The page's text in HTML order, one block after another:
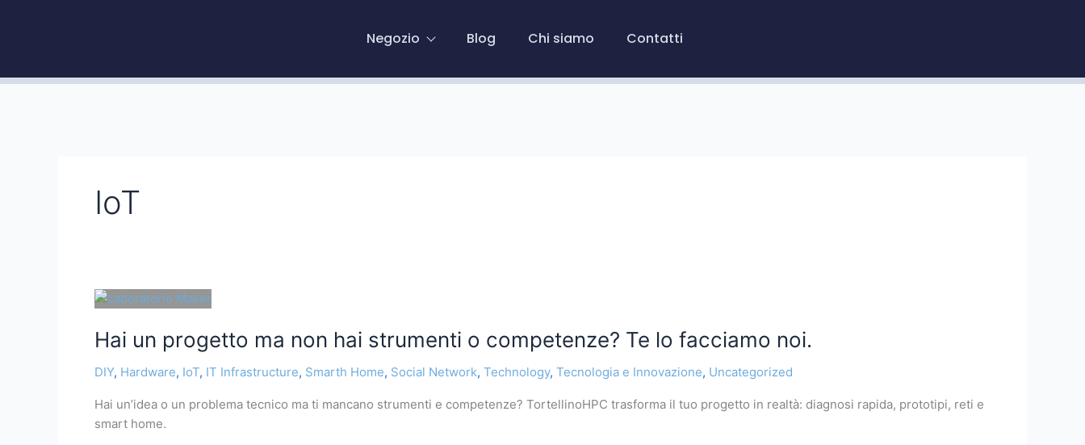
Negozio Blog Chi siamo Contatti
IoT
Hai un progetto ma non hai strumenti o competenze? Te lo facciamo noi.
DIY, Hardware, IoT, IT Infrastructure, Smarth Home, Social Network, Technology, Tecnologia e Innovazione, Uncategorized
Hai un’idea o un problema tecnico ma ti mancano strumenti e competenze? TortellinoHPC trasforma il tuo progetto in realtà: diagnosi rapida, prototipi, reti e
smart home.
Hai
progetto
non
strumenti
o